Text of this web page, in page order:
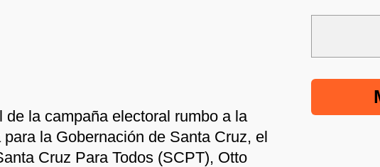
de la campaña electoral rumbo a la
la Gobernación de Santa Cruz, el
Cruz Para Todos (SCPT), Otto